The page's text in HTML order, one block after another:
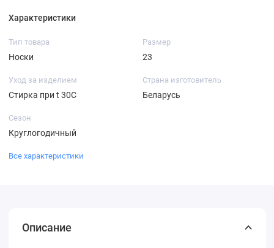
Характеристики
Тип товара
Носки
Размер
23
Уход за изделием
Стирка при t 30С
Страна изготовитель
Беларусь
Сезон
Круглогодичный
Все характеристики
Описание